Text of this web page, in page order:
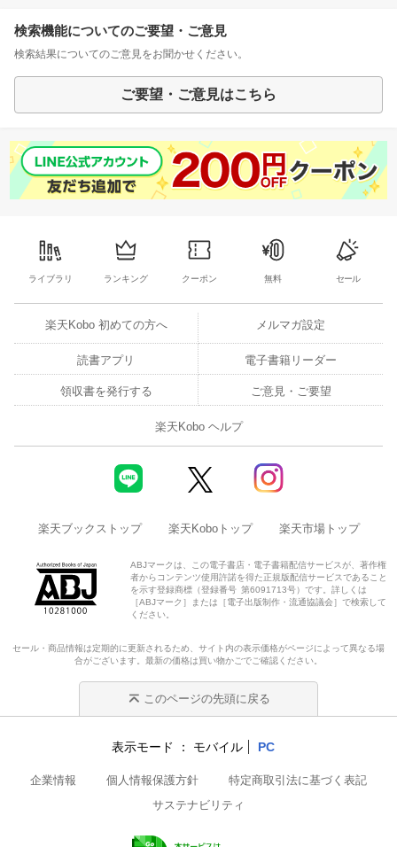
検索機能についてのご要望・ご意見
検索結果についてのご意見をお聞かせください。
ご要望・ご意見はこちら
ライブラリ ランキング クーポン 無料 セール
楽天Kobo 初めての方へ メルマガ設定
読書アプリ 電子書籍リーダー
領収書を発行する ご意見・ご要望
楽天Kobo ヘルプ
楽天ブックストップ 楽天Koboトップ 楽天市場トップ
ABJマークは、この電子書店・電子書籍配信サービスが、著作権
者からコンテンツ使用許諾を得た正規版配信サービスであること
を示す登録商標（登録番号 第6091713号）です。詳しくは
［ABJマーク］または［電子出版制作・流通協議会］で検索して
ください。
セール・商品情報は定期的に更新されるため、サイト内の表示価格がページによって異なる場
合がございます。最新の価格は買い物かごでご確認ください。
このページの先頭に戻る
表示モード モバイル PC
企業情報 個人情報保護方針
特定商取引法に基づく表記
サステナビリティ